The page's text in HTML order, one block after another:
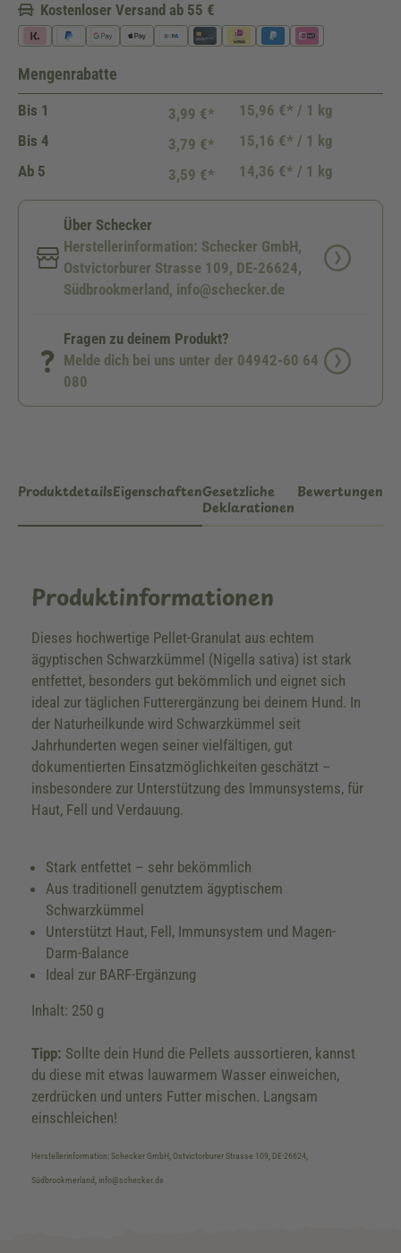
Kostenloser Versand ab 55 €
Mengenrabatte
Bis 1 3,99 €*
15,96 €* / 1 kg
Bis 4 3,79 €*
15,16 €* / 1 kg
Ab 5 3,59 €* 14,36 €* / 1 kg
Über Schecker
Herstellerinformation: Schecker GmbH,
Ostvictorburer Strasse 109, DE-26624,
Südbrookmerland, info@schecker.de
Fragen zu deinem Produkt?
Melde dich bei uns unter der 04942-60 64
080
ProduktdetailsEigenschaftenGesetzliche
Deklarationen
Bewertungen
Produktinformationen
Dieses hochwertige Pellet-Granulat aus echtem
ägyptischen Schwarzkümmel (Nigella sativa) ist stark
entfettet, besonders gut bekömmlich und eignet sich
ideal zur täglichen Futterergänzung bei deinem Hund. In
der Naturheilkunde wird Schwarzkümmel seit
Jahrhunderten wegen seiner vielfältigen, gut
dokumentierten Einsatzmöglichkeiten geschätzt –
insbesondere zur Unterstützung des Immunsystems, für
Haut, Fell und Verdauung.
Stark entfettet – sehr bekömmlich
Aus traditionell genutztem ägyptischem
Schwarzkümmel
Unterstützt Haut, Fell, Immunsystem und Magen-
Darm-Balance
Ideal zur BARF-Ergänzung
Inhalt: 250 g
Tipp: Sollte dein Hund die Pellets aussortieren, kannst
du diese mit etwas lauwarmem Wasser einweichen,
zerdrücken und unters Futter mischen. Langsam
einschleichen!
Herstellerinformation: Schecker GmbH, Ostvictorburer Strasse 109, DE-26624,
Südbrookmerland, info@schecker.de